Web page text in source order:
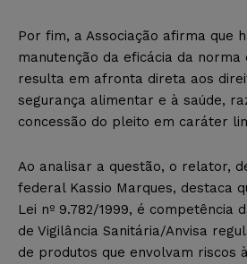
Por fim, a Associação afirma que
manutenção da eficácia da
resulta em afronta direta aos
segurança alimentar e à saúde,
concessão do pleito em caráter
Ao analisar a questão, o relator,
federal Kassio Marques, destaca
Lei nº 9.782/1999, é competência
de Vigilância Sanitária/Anvisa
de produtos que envolvam riscos